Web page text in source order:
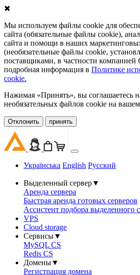
✖
Мы используем файлы cookie для
сайта (обязательные файлы cookie),
сайта и помощи в наших
(необязательные файлы cookie,
поставщиками, в частности компанией
подробная информация в Политике
cookie.
Нажимая «Принять», вы соглашаетесь
необязательных файлов cookie на вашем
Oтклонить принять
Українська English Русский
Выделенный сервер▼
Аренда сервера
Быстрая аренда готовых серверов
Ассистент подбора выделенного
VPS
Cloud storage
Сервисы▼
MySQL CS
Redis CS
Домены▼
Регистрация домена